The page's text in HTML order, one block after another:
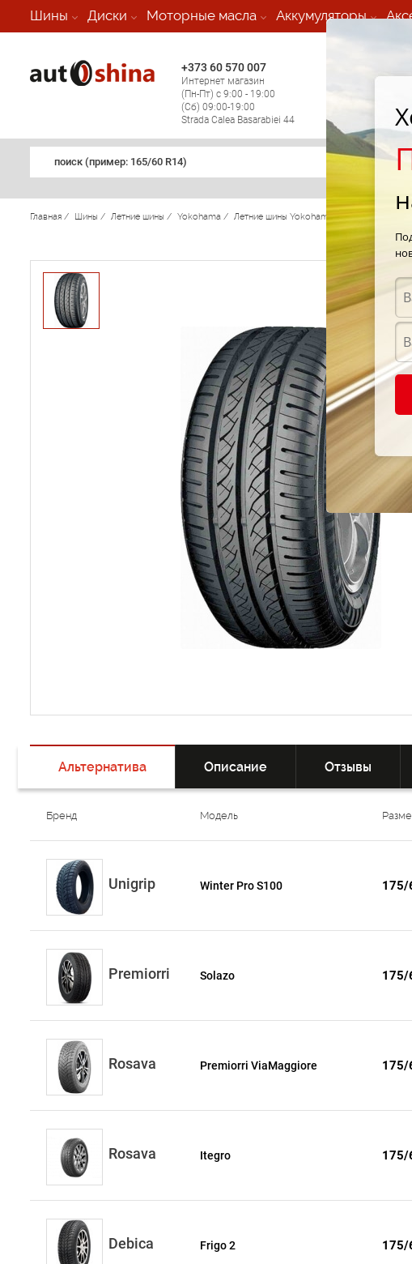
Шины Диски Моторные масла Аккумуляторы
+373 60 570 007
Интернет магазин
(Пн-Пт) с 9:00 - 19:00
(Сб) 09:00-19:00
Strada Calea Basarabiei 44
Мобильный
поиск (примеp: 165/60 R14)
Главная / Шины / Летние шины / Yokohama / Летние шины Yokohama / A.drive AA01
Альтернатива Описание Отзывы
Бренд Модель
Unigrip Winter Pro S100 175/
Premiorri Solazo 175/
Rosava Premiorri ViaMaggiore 175/
Rosava Itegro 175/
Debica Frigo 2 175/